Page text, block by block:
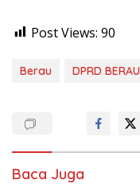
Post Views: 90
Berau DPRD BERAU
Baca Juga